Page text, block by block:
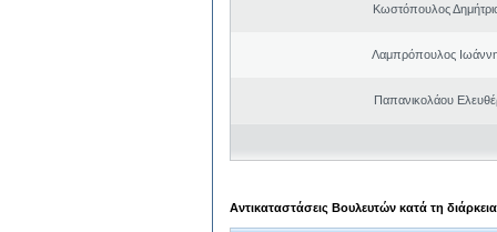
Κωστόπουλος
Λαμπρόπουλος
Παπανικολάου
Αντικαταστάσεις Βουλευτών κατά τη